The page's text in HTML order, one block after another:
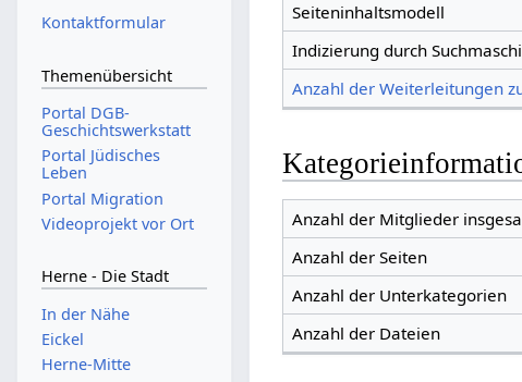
Seiteninhaltsmodell
Indizierung durch
Anzahl der Weiterleitungen
Anzahl der Mitglieder
Anzahl der Seiten
Anzahl der Unterkategorien
Anzahl der Dateien
Kontaktformular
Themenübersicht
Portal DGB-
Geschichtswerkstatt
Portal Jüdisches
Leben
Portal Migration
Videoprojekt vor Ort
Herne - Die Stadt
In der Nähe
Eickel
Herne-Mitte